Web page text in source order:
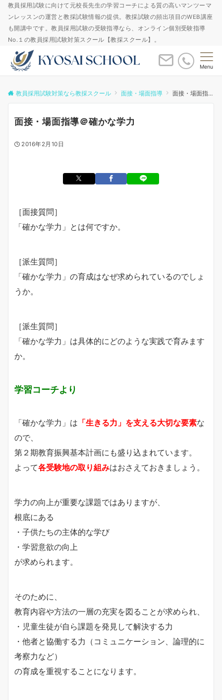
教員採用試験に向けて元校長先生の学習コーチによる質の高いマンツーマ
ンレッスンの運営と教採試験情報の提供。教採試験の頻出項目のWEB講座
も開講中です。教員採用試験の受験指導なら、オンライン個別受験指導
No.１の教員採用試験対策スクール【教採スクール】。
Menu
教員採用試験対策なら教採スクール 面接・場面指導 面接・場面指導＠確かな学力
面接・場面指導＠確かな学力
2016年2月10日
［面接質問］
「確かな学力」とは何ですか。
［派生質問］
「確かな学力」の育成はなぜ求められているのでしょ
うか。
［派生質問］
「確かな学力」は具体的にどのような実践で育みます
か。
学習コーチより
「確かな学力」は 「生きる力」を支える大切な要素な
ので、
第２期教育振興基本計画にも盛り込まれています。
よって各受験地の取り組みはおさえておきましょう。
学力の向上が重要な課題ではありますが、
根底にある
・子供たちの主体的な学び
・学習意欲の向上
が求められます。
そのために、
教育内容や方法の一層の充実を図ることが求められ、
・児童生徒が自ら課題を発見して解決する力
・他者と協働する力（コミュニケーション、論理的に
考察力など）
の育成を重視することになります。